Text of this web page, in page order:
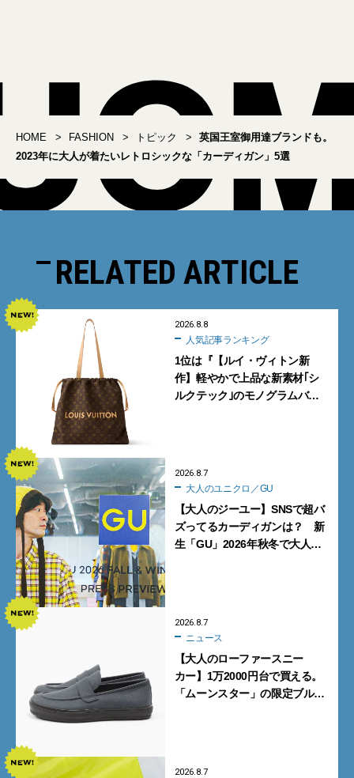
HOME FASHION トピック
英国王室御用達ブランドも。
2023年に大人が着たいレトロシックな「カーディガン」5選
RELATED ARTICLE
2026.8.8
人気記事ランキング
1位は『【ルイ・ヴィトン新
作】軽やかで上品な新素材｢シ
ルクテック｣のモノグラムバッ
2026.8.7
大人のユニクロ／GU
【大人のジーユー】SNSで超バ
ズってるカーディガンは？ 新
生「GU」2026年秋冬で大人メ
2026.8.7
ニュース
【大人のローファースニー
カー】1万2000円台で買える。
「ムーンスター」の限定ブルー
2026.8.7